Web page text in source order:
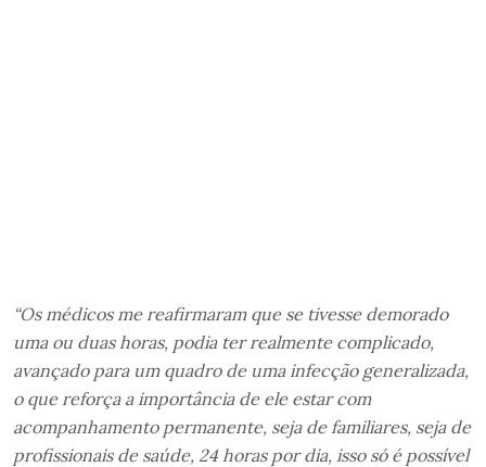
“Os médicos me reafirmaram que se tivesse demorado
uma ou duas horas, podia ter realmente complicado,
avançado para um quadro de uma infecção generalizada,
o que reforça a importância de ele estar com
acompanhamento permanente, seja de familiares, seja de
profissionais de saúde, 24 horas por dia, isso só é possível